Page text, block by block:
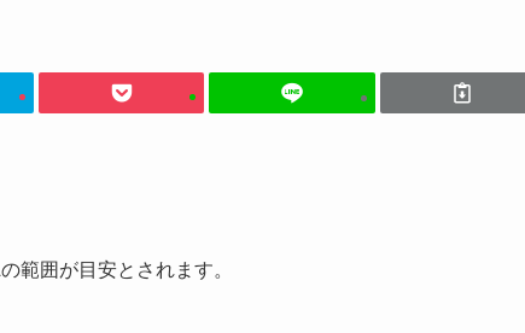
範囲が目安とされます。